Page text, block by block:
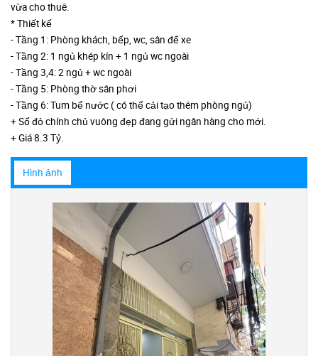
vừa cho thuê.
* Thiết kế
- Tầng 1: Phòng khách, bếp, wc, sân để xe
- Tầng 2: 1 ngủ khép kín + 1 ngủ wc ngoài
- Tầng 3,4: 2 ngủ + wc ngoài
- Tầng 5: Phòng thờ sân phơi
- Tầng 6: Tum bể nước ( có thể cải tạo thêm phòng ngủ)
+ Sổ đỏ chính chủ vuông đẹp đang gửi ngân hàng cho mới.
+ Giá 8.3 Tỷ.
Hình ảnh